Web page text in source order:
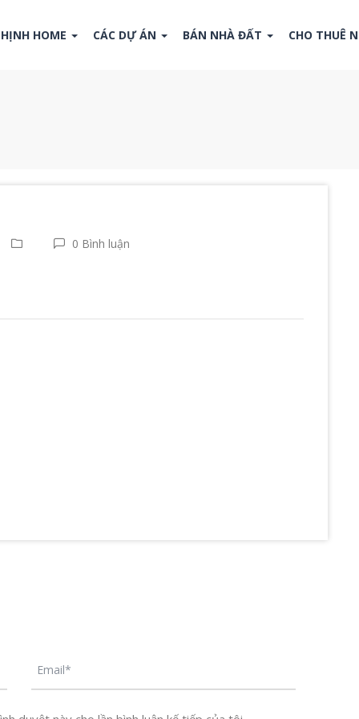
HOME CÁC DỰ ÁN BÁN NHÀ ĐẤT CHO THUÊ
0 Bình luận